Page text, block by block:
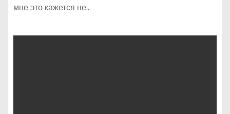
мне это кажется не…